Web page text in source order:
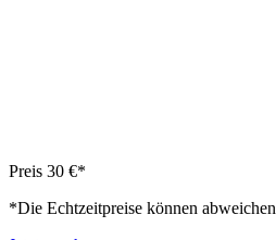
Preis 30 €*
*Die Echtzeitpreise können abweichen